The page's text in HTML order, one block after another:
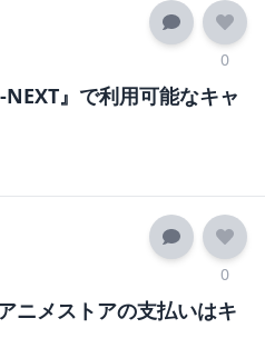
0
』で利用可能なキャ
0
ニメストアの支払いはキ